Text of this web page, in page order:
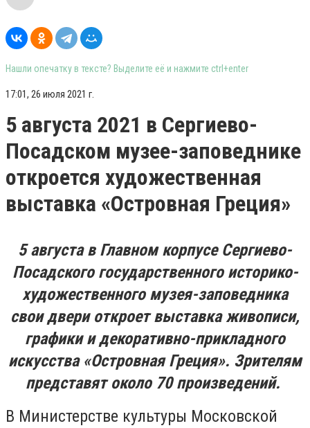
Нашли опечатку в тексте? Выделите её и нажмите ctrl+enter
17:01, 26 июля 2021 г.
5 августа 2021 в Сергиево-
Посадском музее-заповеднике
откроется художественная
выставка «Островная Греция»
5 августа вГлавном корпусе Сергиево-
Посадского государственного историко-
художественного музея-заповедника
свои двери откроет выставка живописи,
графики и декоративно-прикладного
искусства «Островная Греция». Зрителям
представят около 70 произведений.
В Министерстве культуры Московской